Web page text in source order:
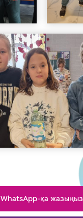
WhatsApp-қа жазыңыз